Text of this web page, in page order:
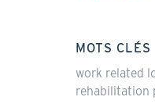
MOTS CLÉS
work related
rehabilitation